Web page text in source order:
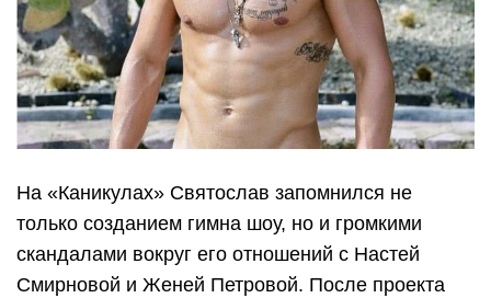
На «Каникулах» Святослав запомнился не
только созданием гимна шоу, но и громкими
скандалами вокруг его отношений с Настей
Смирновой и Женей Петровой. После проекта